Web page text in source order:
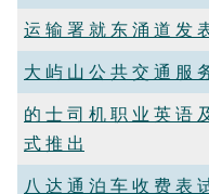
运 输 署 就 东 涌 道 发
大 屿 山 公 共 交 通 服
的 士 司 机 职 业 英 语
式 推 出
八 达 通 泊 车 收 费 表